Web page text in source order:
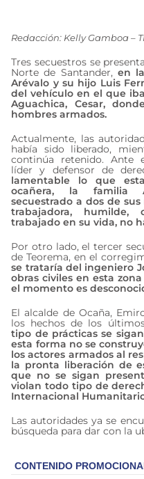
Redacción: Kelly Gamboa –
Tres secuestros se
Norte de Santander, en
Arévalo y su hijo Luis
del vehículo en el que
Aguachica, Cesar,
hombres armados.
Actualmente, las
había sido liberado,
continúa retenido. Ante
líder y defensor de
lamentable lo que
ocañera, la familia
secuestrado a dos de
trabajadora, humilde,
trabajado en su vida, no
Por otro lado, el tercer
de Teorema, en el
se trataría del ingeniero
obras civiles en esta
el momento es
El alcalde de Ocaña,
los hechos de los
tipo de prácticas se
esta forma no se
los actores armados al
la pronta liberación de
que no se sigan
violan todo tipo de
Internacional
Las autoridades ya se
búsqueda para dar con la